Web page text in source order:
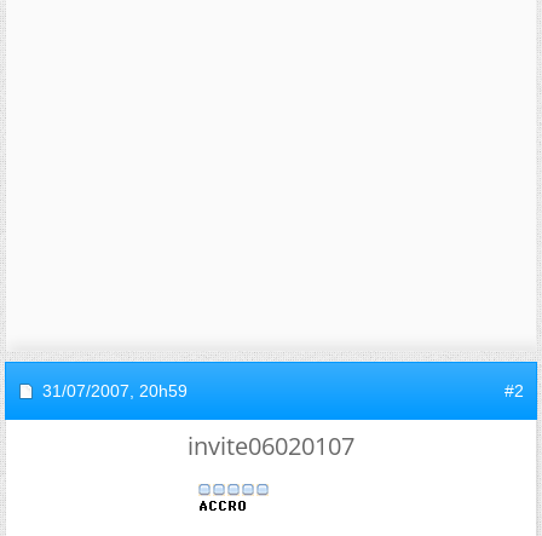
31/07/2007, 20h59 #2
invite06020107